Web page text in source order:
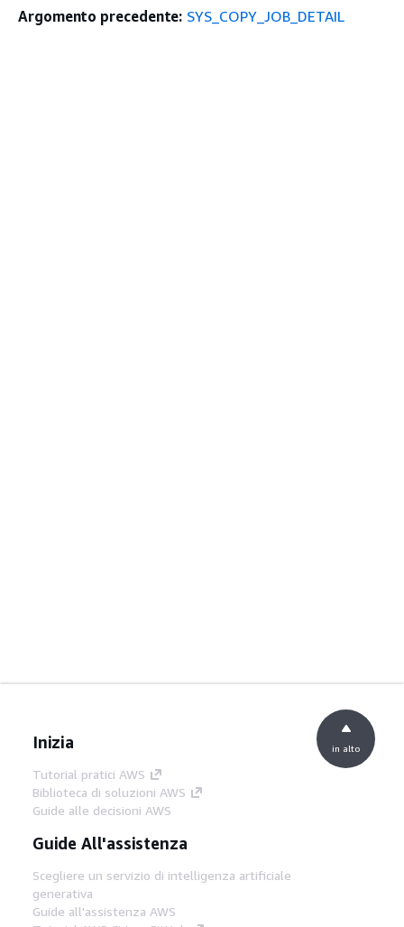
Argomento precedente: SYS_COPY_JOB_DETAIL
Inizia
Tutorial pratici AWS
Biblioteca di soluzioni AWS
Guide alle decisioni AWS
Guide All'assistenza
Scegliere un servizio di intelligenza artificiale
generativa
Guide all'assistenza AWS
in alto